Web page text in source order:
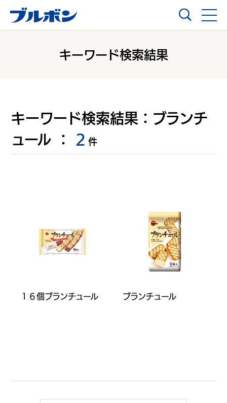
キーワード検索結果
キーワード検索結果： ブランチ
ュール ： 2 件
１６個ブランチュール ブランチュール